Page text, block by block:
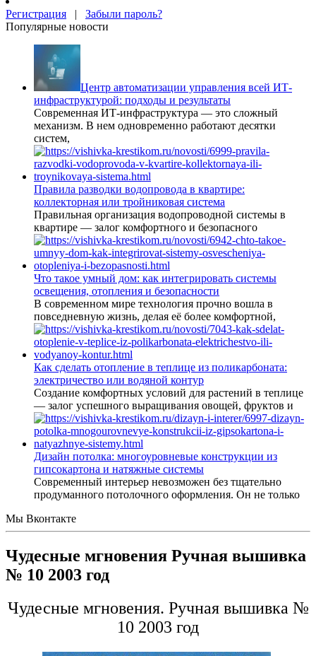
Регистрация | Забыли пароль?
Популярные новости
Центр автоматизации управления всей ИТ-
инфраструктурой: подходы и результаты
Современная ИТ-инфраструктура — это сложный
механизм. В нем одновременно работают десятки
систем,
Правила разводки водопровода в квартире:
коллекторная или тройниковая система
Правильная организация водопроводной системы в
квартире — залог комфортного и безопасного
Что такое умный дом: как интегрировать системы
освещения, отопления и безопасности
В современном мире технология прочно вошла в
повседневную жизнь, делая её более комфортной,
Как сделать отопление в теплице из поликарбоната:
электричество или водяной контур
Создание комфортных условий для растений в теплице
— залог успешного выращивания овощей, фруктов и
Дизайн потолка: многоуровневые конструкции из
гипсокартона и натяжные системы
Современный интерьер невозможен без тщательно
продуманного потолочного оформления. Он не только
Мы Вконтакте
Чудесные мгновения Ручная вышивка
№ 10 2003 год
Чудесные мгновения. Ручная вышивка №
10 2003 год